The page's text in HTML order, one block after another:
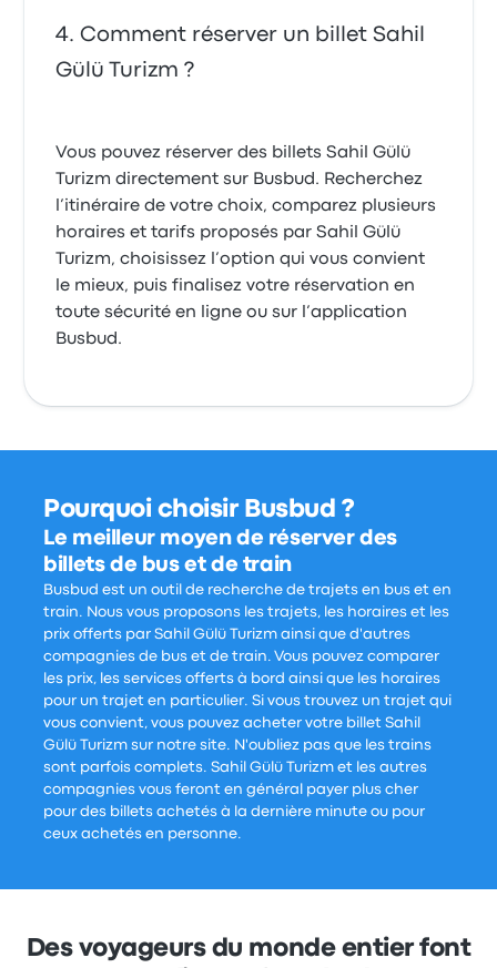
Comment réserver un billet Sahil
Gülü Turizm ?
Vous pouvez réserver des billets Sahil Gülü
Turizm directement sur Busbud. Recherchez
l’itinéraire de votre choix, comparez plusieurs
horaires et tarifs proposés par Sahil Gülü
Turizm, choisissez l’option qui vous convient
le mieux, puis finalisez votre réservation en
toute sécurité en ligne ou sur l’application
Busbud.
Pourquoi choisir Busbud ?
Le meilleur moyen de réserver des
billets de bus et de train
Busbud est un outil de recherche de trajets en bus et en
train. Nous vous proposons les trajets, les horaires et les
prix offerts par Sahil Gülü Turizm ainsi que d'autres
compagnies de bus et de train. Vous pouvez comparer
les prix, les services offerts à bord ainsi que les horaires
pour un trajet en particulier. Si vous trouvez un trajet qui
vous convient, vous pouvez acheter votre billet Sahil
Gülü Turizm sur notre site. N'oubliez pas que les trains
sont parfois complets. Sahil Gülü Turizm et les autres
compagnies vous feront en général payer plus cher
pour des billets achetés à la dernière minute ou pour
ceux achetés en personne.
Des voyageurs du monde entier font